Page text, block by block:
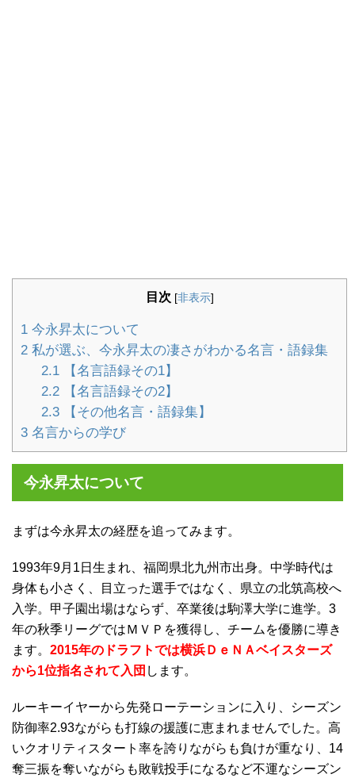
目次 [非表示]
1 今永昇太について
2 私が選ぶ、今永昇太の凄さがわかる名言・語録集
2.1【名言語録その1】
2.2【名言語録その2】
2.3【その他名言・語録集】
3 名言からの学び
今永昇太について
まずは今永昇太の経歴を追ってみます。
1993年9月1日生まれ、福岡県北九州市出身。中学時代は
身体も小さく、目立った選手ではなく、県立の北筑高校へ
入学。甲子園出場はならず、卒業後は駒澤大学に進学。3
年の秋季リーグではＭＶＰを獲得し、チームを優勝に導き
ます。 2015年のドラフトでは横浜ＤｅＮＡベイスターズ
から1位指名されて入団 します。
ルーキーイヤーから先発ローテーションに入り、シーズン
防御率2.93ながらも打線の援護に恵まれませんでした。高
いクオリティスタート率を誇りながらも負けが重なり、14
奪三振を奪いながらも敗戦投手になるなど不運なシーズン